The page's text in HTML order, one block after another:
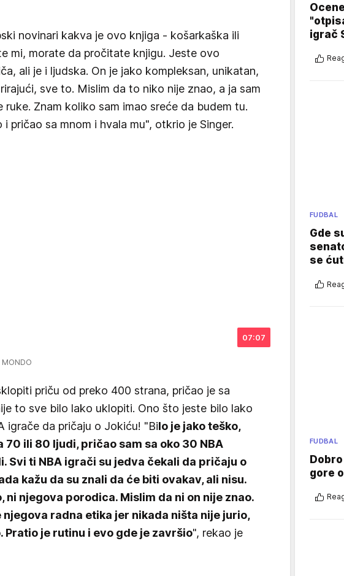
novinari kakva je ovo knjiga - košarkaška ili
mi, morate da pročitate knjigu. Jeste ovo
ali je i ljudska. On je jako kompleksan, unikatan,
sve to. Mislim da to niko nije znao, a ja sam
ruke. Znam koliko sam imao sreće da budem tu.
i pričao sa mnom i hvala mu", otkrio je Singer.
07:07
priču od preko 400 strana, pričao je sa
to sve bilo lako uklopiti. Ono što jeste bilo lako
igrače da pričaju o Jokiću! "Bilo je jako teško,
70 ili 80 ljudi, pričao sam sa oko 30 NBA
Svi ti NBA igrači su jedva čekali da pričaju o
kažu da su znali da će biti ovakav, ali nisu.
ni njegova porodica. Mislim da ni on nije znao.
njegova radna etika jer nikada ništa nije jurio,
Pratio je rutinu i evo gde je završio", rekao je
igrač
FUDBAL
Gde
se
FUDBAL
gore